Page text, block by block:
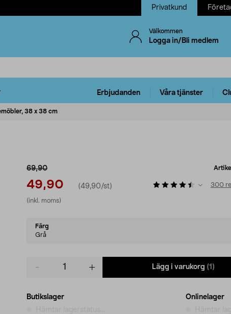
Privatkund
Välkommen
Logga in/Bli medlem
Erbjudanden Våra tjänster
38 x 38 cm
69,90
49,90 (49,90/st)
(inkl. moms)
300
Select
variant
Färg
Grå
Lägg i varukorg (1)
Butikslager
Onlinelager